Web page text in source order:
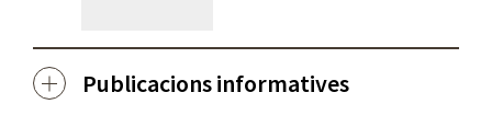
Publicacions informatives